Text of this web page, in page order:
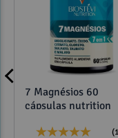
7 Magnésios 60
cápsulas nutrition